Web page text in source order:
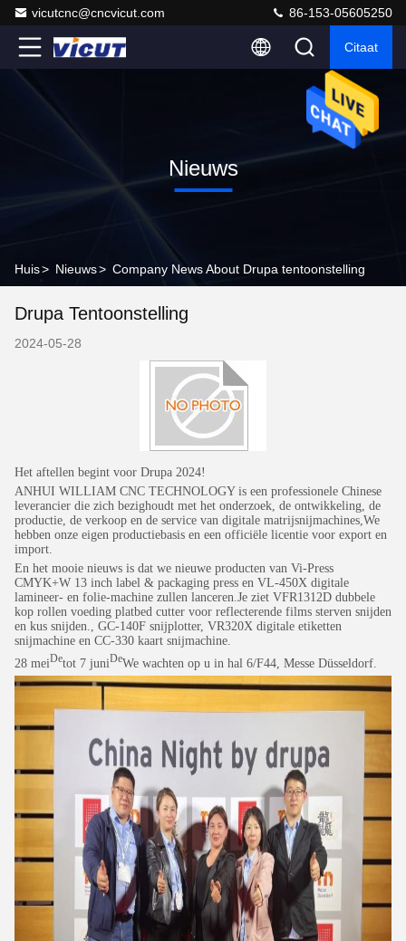
vicutcnc@cncvicut.com 86-153-05605250
Citaat
Nieuws
Huis> Nieuws> Company News About Drupa tentoonstelling
Drupa Tentoonstelling
2024-05-28
Het aftellen begint voor Drupa 2024!
ANHUI WILLIAM CNC TECHNOLOGY is een professionele Chinese
leverancier die zich bezighoudt met het onderzoek, de ontwikkeling, de
productie, de verkoop en de service van digitale matrijsnijmachines,We
hebben onze eigen productiebasis en een officiële licentie voor export en
import.
En het mooie nieuws is dat we nieuwe producten van Vi-Press
CMYK+W 13 inch label & packaging press en VL-450X digitale
lamineer- en folie-machine zullen lanceren.Je ziet VFR1312D dubbele
kop rollen voeding platbed cutter voor reflecterende films sterven snijden
en kus snijden., GC-140F snijplotter, VR320X digitale etiketten
snijmachine en CC-330 kaart snijmachine.
28 meiDetot 7 juniDeWe wachten op u in hal 6/F44, Messe Düsseldorf.